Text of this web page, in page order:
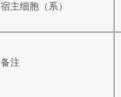
宿主细胞（系）
备注